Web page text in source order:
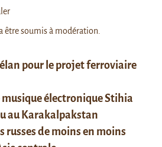
pour le projet ferroviaire
musique électronique Stihia
au Karakalpakstan
russes de moins en moins
être soumis à modération.